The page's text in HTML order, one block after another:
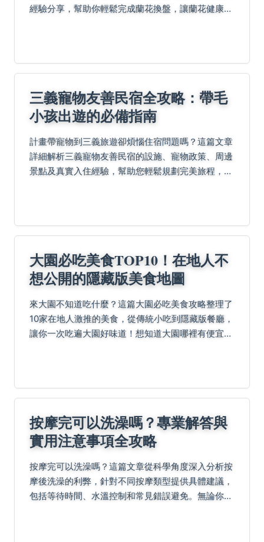
經驗分享，幫助你輕鬆完成蘭花換盤，讓蘭花健康生
三義寵物友善民宿全攻略：帶毛
小孩出遊的必備指南
計畫帶寵物到三義旅遊卻煩惱住宿問題嗎？這篇文章
詳細解析三義寵物友善民宿的設施、寵物政策、周邊
景點及真實入住經驗，幫助您輕鬆規劃完美旅程，解
大園必吃美食TOP10！在地人不
想公開的隱藏版美食地圖
來大園不知道吃什麼？這篇大園必吃美食攻略整理了
10家在地人激推的美食，從傳統小吃到隱藏版餐廳，
讓你一次吃遍大園好味道！想知道大園哪裡有便宜又
按摩完可以洗澡嗎？專業解答與
實用注意事項全攻略
按摩完可以洗澡嗎？這篇文章從科學角度深入分析按
摩後洗澡的利弊，針對不同按摩類型提供具體建議，
包括等待時間、水溫控制和常見錯誤避免。無論你是